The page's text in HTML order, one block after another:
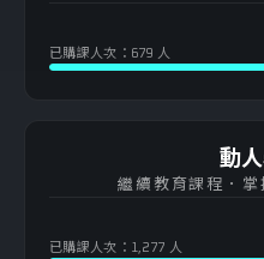
已購課人次：679 人
動
繼續教育課程．
已購課人次：1,277 人